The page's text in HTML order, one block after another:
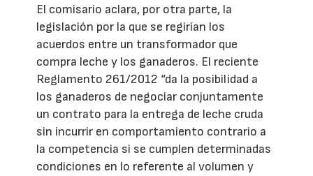
El comisario aclara, por otra parte, la
legislación por la que se regirían los
acuerdos entre un transformador que
compra leche y los ganaderos. El reciente
Reglamento 261/2012 “da la posibilidad a
los ganaderos de negociar conjuntamente
un contrato para la entrega de leche cruda
sin incurrir en comportamiento contrario a
la competencia si se cumplen determinadas
condiciones en lo referente al volumen y